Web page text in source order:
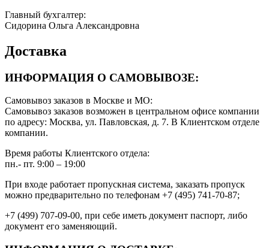
Главный бухгалтер:
Сидорина Ольга Александровна
Доставка
ИНФОРМАЦИЯ О САМОВЫВОЗЕ:
Самовывоз заказов в Москве и МО:
Самовывоз заказов возможен в центральном офисе компании
по адресу: Москва, ул. Павловская, д. 7. В Клиентском отделе
компании.
Время работы Клиентского отдела:
пн.- пт. 9:00 – 19:00
При входе работает пропускная система, заказать пропуск
можно предварительно по телефонам +7 (495) 741-70-87;
+7 (499) 707-09-00, при себе иметь документ паспорт, либо
документ его заменяющий.